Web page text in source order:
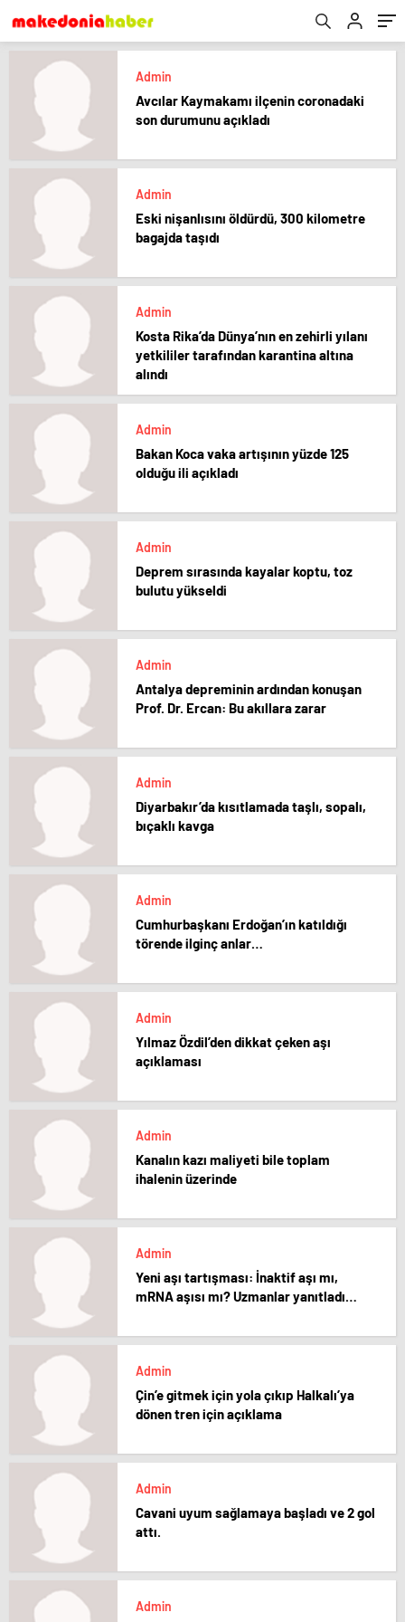
Admin
Avcılar Kaymakamı ilçenin coronadaki
son durumunu açıkladı
Admin
Eski nişanlısını öldürdü, 300 kilometre
bagajda taşıdı
Admin
Kosta Rika’da Dünya’nın en zehirli yılanı
yetkililer tarafından karantina altına
alındı
Admin
Bakan Koca vaka artışının yüzde 125
olduğu ili açıkladı
Admin
Deprem sırasında kayalar koptu, toz
bulutu yükseldi
Admin
Antalya depreminin ardından konuşan
Prof. Dr. Ercan: Bu akıllara zarar
Admin
Diyarbakır’da kısıtlamada taşlı, sopalı,
bıçaklı kavga
Admin
Cumhurbaşkanı Erdoğan’ın katıldığı
törende ilginç anlar…
Admin
Yılmaz Özdil’den dikkat çeken aşı
açıklaması
Admin
Kanalın kazı maliyeti bile toplam
ihalenin üzerinde
Admin
Yeni aşı tartışması: İnaktif aşı mı,
mRNA aşısı mı? Uzmanlar yanıtladı…
Admin
Çin’e gitmek için yola çıkıp Halkalı’ya
dönen tren için açıklama
Admin
Cavani uyum sağlamaya başladı ve 2 gol
attı.
Admin